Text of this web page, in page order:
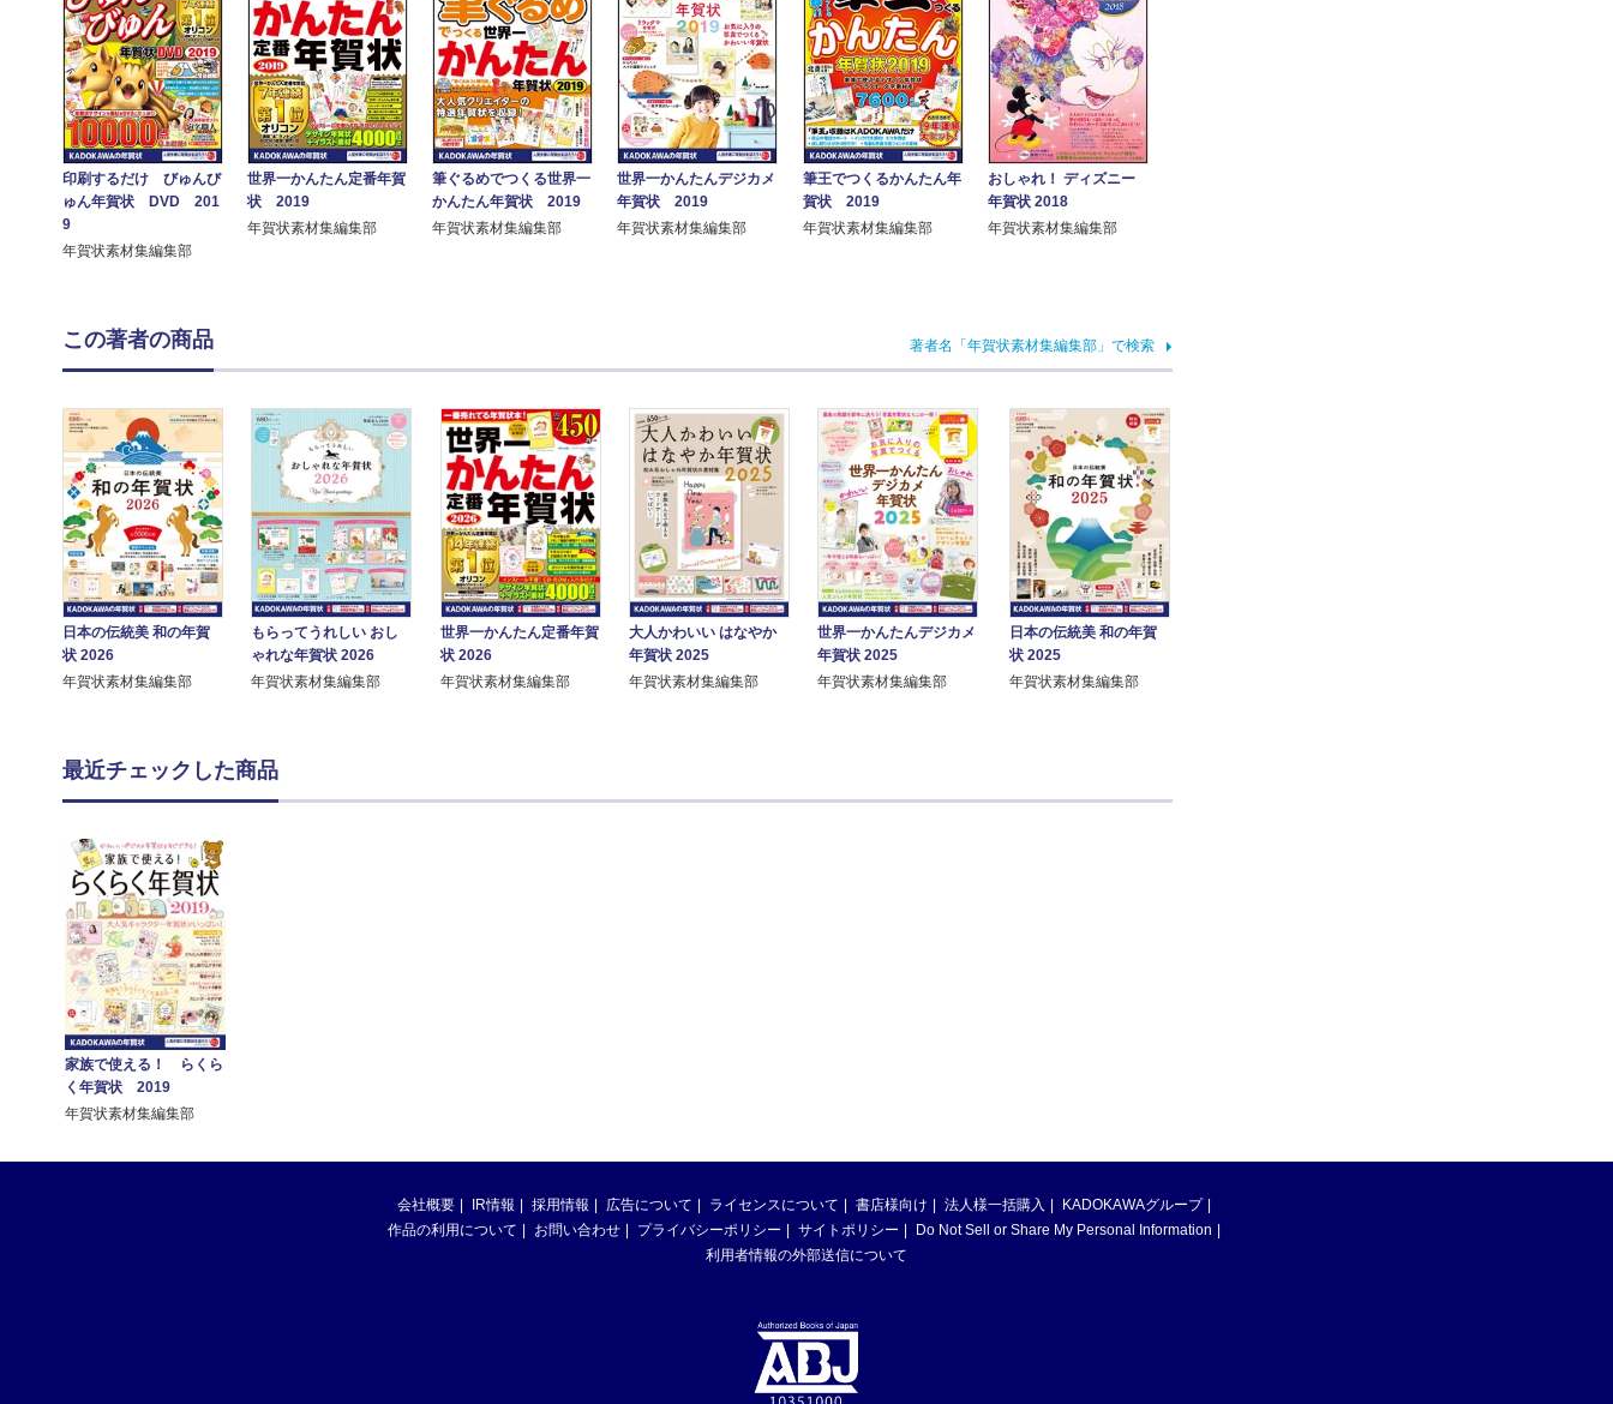
印刷するだけ びゅんび
ゅん年賀状 DVD 201
9
年賀状素材集編集部
世界一かんたん定番年賀
状 2019
年賀状素材集編集部
筆ぐるめでつくる世界一
かんたん年賀状 2019
年賀状素材集編集部
世界一かんたんデジカメ
年賀状 2019
年賀状素材集編集部
筆王でつくるかんたん年
賀状 2019
年賀状素材集編集部
おしゃれ！ ディズニー
年賀状 2018
年賀状素材集編集部
この著者の商品 著者名「年賀状素材集編集部」で検索
日本の伝統美 和の年賀
状 2026
年賀状素材集編集部
もらってうれしい おし
ゃれな年賀状 2026
年賀状素材集編集部
世界一かんたん定番年賀
状 2026
年賀状素材集編集部
大人かわいい はなやか
年賀状 2025
年賀状素材集編集部
世界一かんたんデジカメ
年賀状 2025
年賀状素材集編集部
日本の伝統美 和の年賀
状 2025
年賀状素材集編集部
最近チェックした商品
家族で使える！ らくら
く年賀状 2019
年賀状素材集編集部
会社概要 IR情報 採用情報 広告について ライセンスについて 書店様向け 法人様一括購入
KADOKAWAグループ
作品の利用について
お問い合わせ プライバシーポリシー サイトポリシー
Do Not Sell or Share My Personal Information
利用者情報の外部送信について